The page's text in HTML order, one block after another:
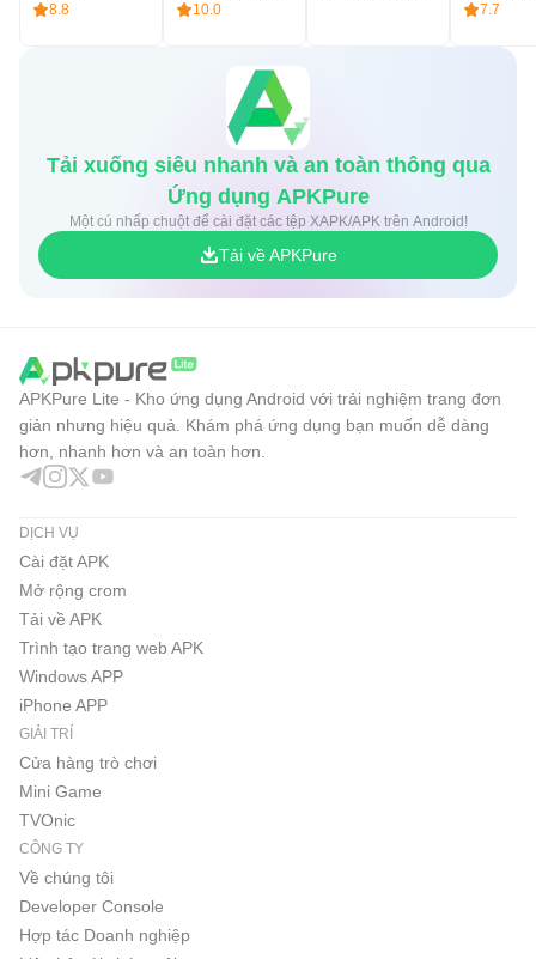
8.8
10.0
7.7
Tải xuống siêu nhanh và an toàn thông qua
Ứng dụng APKPure
Một cú nhấp chuột để cài đặt các tệp XAPK/APK trên Android!
Tải về APKPure
APKPure Lite - Kho ứng dụng Android với trải nghiệm trang đơn
giản nhưng hiệu quả. Khám phá ứng dụng bạn muốn dễ dàng
hơn, nhanh hơn và an toàn hơn.
DỊCH VỤ
Cài đặt APK
Mở rộng crom
Tải về APK
Trình tạo trang web APK
Windows APP
iPhone APP
GIẢI TRÍ
Cửa hàng trò chơi
Mini Game
TVOnic
CÔNG TY
Về chúng tôi
Developer Console
Hợp tác Doanh nghiệp